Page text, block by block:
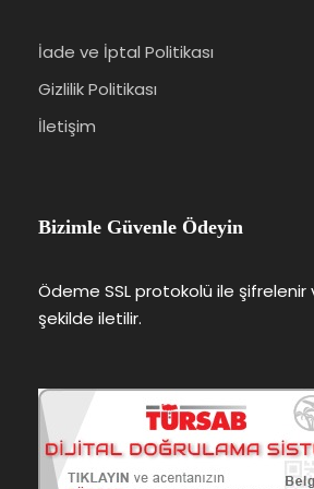
Yurt dışı çıkış harcı (1250 TL)
Tur Programı
1.Gün: İstanbul
İade ve İptal Politikası
Gizlilik Politikası
İletişim
Bizimle Güvenle Ödeyin
Ödeme SSL protokolü ile şifrelenir
şekilde iletilir.